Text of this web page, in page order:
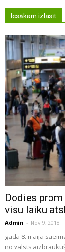
Iesākam izlasīt
Dodies
visu laiku
Admin - Nov 9, 2018
gada 8. maijā
no valsts